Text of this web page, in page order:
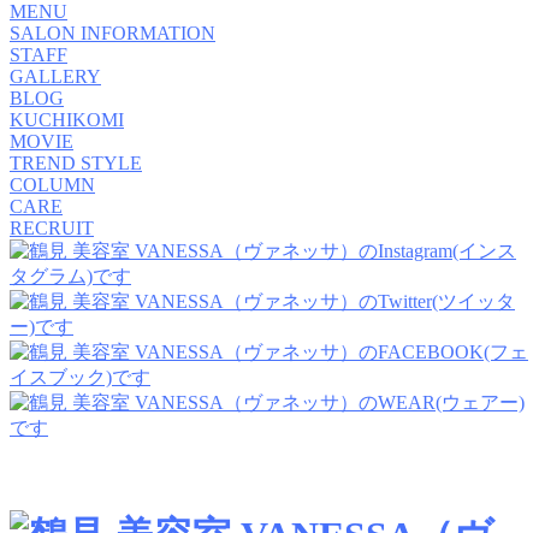
MENU
SALON INFORMATION
STAFF
GALLERY
BLOG
KUCHIKOMI
MOVIE
TREND STYLE
COLUMN
CARE
RECRUIT